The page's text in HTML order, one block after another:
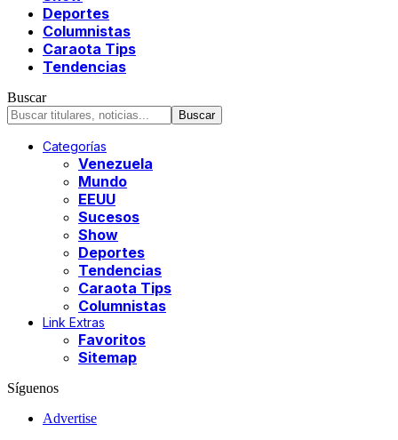
Deportes
Columnistas
Caraota Tips
Tendencias
Buscar
Categorías
Venezuela
Mundo
EEUU
Sucesos
Show
Deportes
Tendencias
Caraota Tips
Columnistas
Link Extras
Favoritos
Sitemap
Síguenos
Advertise